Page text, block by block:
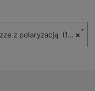
×
z polaryzacją (102)